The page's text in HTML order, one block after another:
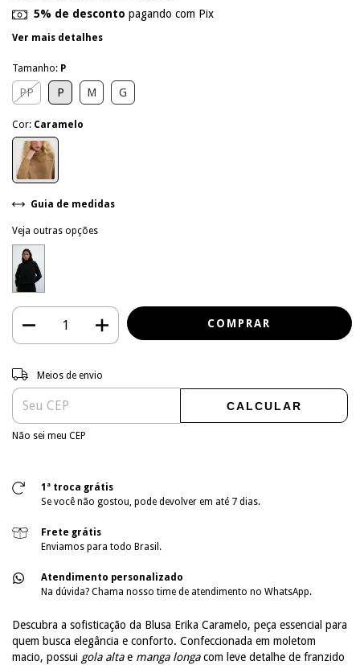
5% de desconto pagando com Pix
Ver mais detalhes
Tamanho: P
PP P M G
Cor: Caramelo
Guia de medidas
Veja outras opções
Entregas para o CEP:
Meios de envio
CALCULAR
Não sei meu CEP
1ª troca grátis
Se você não gostou, pode devolver em até 7 dias.
Frete grátis
Enviamos para todo Brasil.
Atendimento personalizado
Na dúvida? Chama nosso time de atendimento no WhatsApp.
Descubra a sofisticação da Blusa Erika Caramelo, peça essencial para
quem busca elegância e conforto. Confeccionada em moletom
macio, possui gola altae manga longacom leve detalhe de franzido